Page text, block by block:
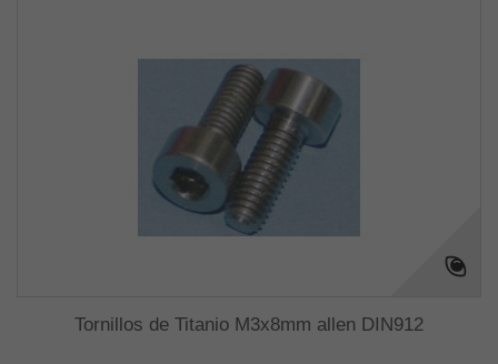
Tornillos de Titanio M3x8mm allen DIN912